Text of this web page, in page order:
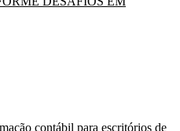
contábil para escritórios de